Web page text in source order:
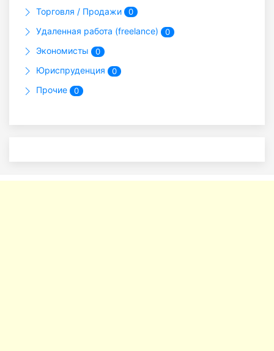
Торговля / Продажи 0
Удаленная работа (freelance) 0
Экономисты 0
Юриспруденция 0
Прочие 0